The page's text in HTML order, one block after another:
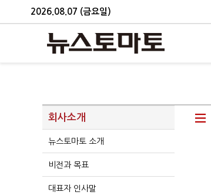
2026.08.07 (금요일)
회사소개
뉴스토마토 소개
비전과 목표
대표자 인사말